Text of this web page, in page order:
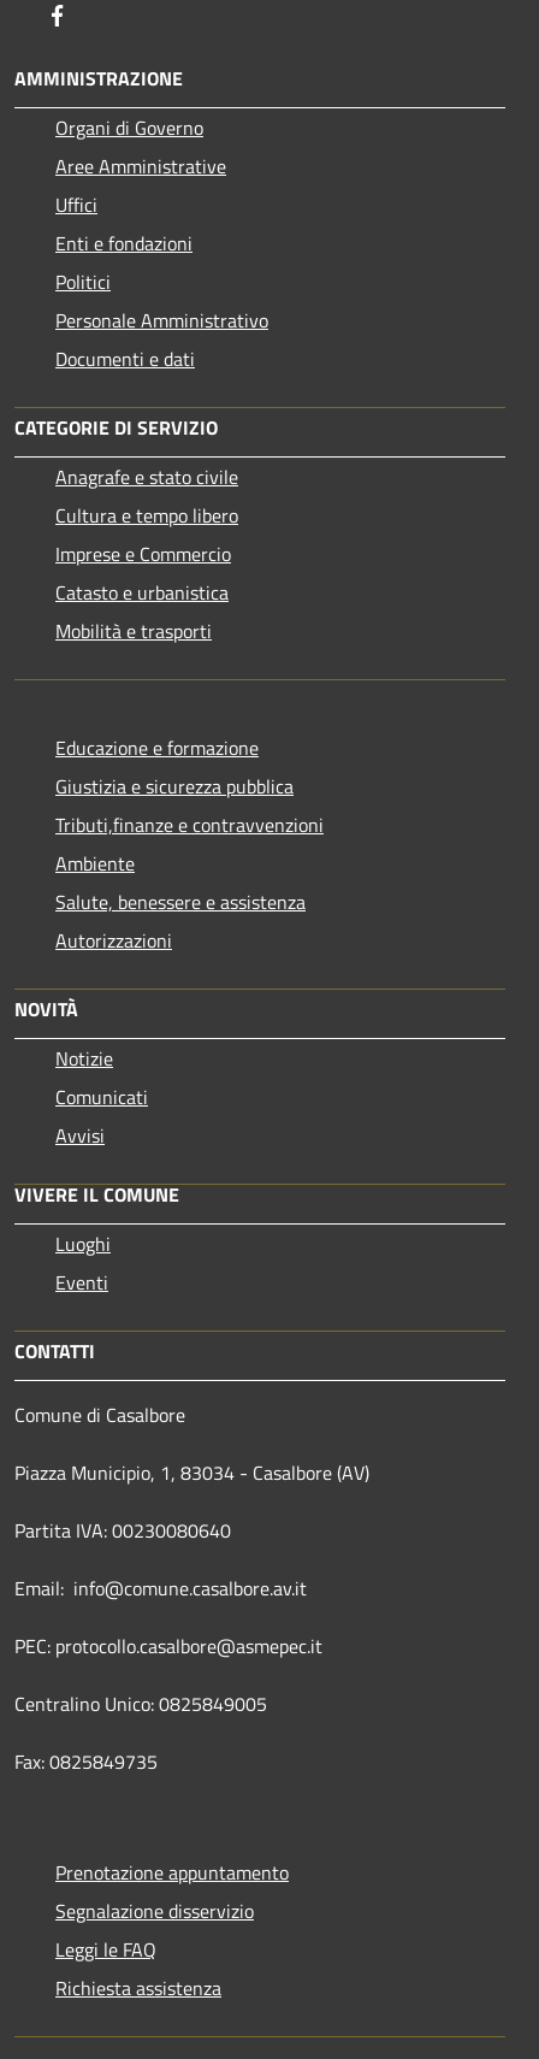
AMMINISTRAZIONE
Organi di Governo
Aree Amministrative
Uffici
Enti e fondazioni
Politici
Personale Amministrativo
Documenti e dati
CATEGORIE DI SERVIZIO
Anagrafe e stato civile
Cultura e tempo libero
Imprese e Commercio
Catasto e urbanistica
Mobilità e trasporti
Educazione e formazione
Giustizia e sicurezza pubblica
Tributi,finanze e contravvenzioni
Ambiente
Salute, benessere e assistenza
Autorizzazioni
NOVITÀ
Notizie
Comunicati
Avvisi
VIVERE IL COMUNE
Luoghi
Eventi
CONTATTI
Comune di Casalbore
Piazza Municipio, 1, 83034 - Casalbore (AV)
Partita IVA: 00230080640
Email: info@comune.casalbore.av.it
PEC: protocollo.casalbore@asmepec.it
Centralino Unico: 0825849005
Fax: 0825849735
Prenotazione appuntamento
Segnalazione disservizio
Leggi le FAQ
Richiesta assistenza